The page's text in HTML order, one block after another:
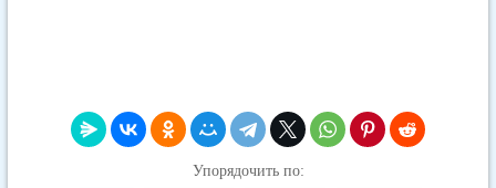
Упорядочить по: